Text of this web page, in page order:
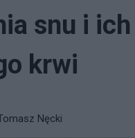
snu i
krwi
Nęcki